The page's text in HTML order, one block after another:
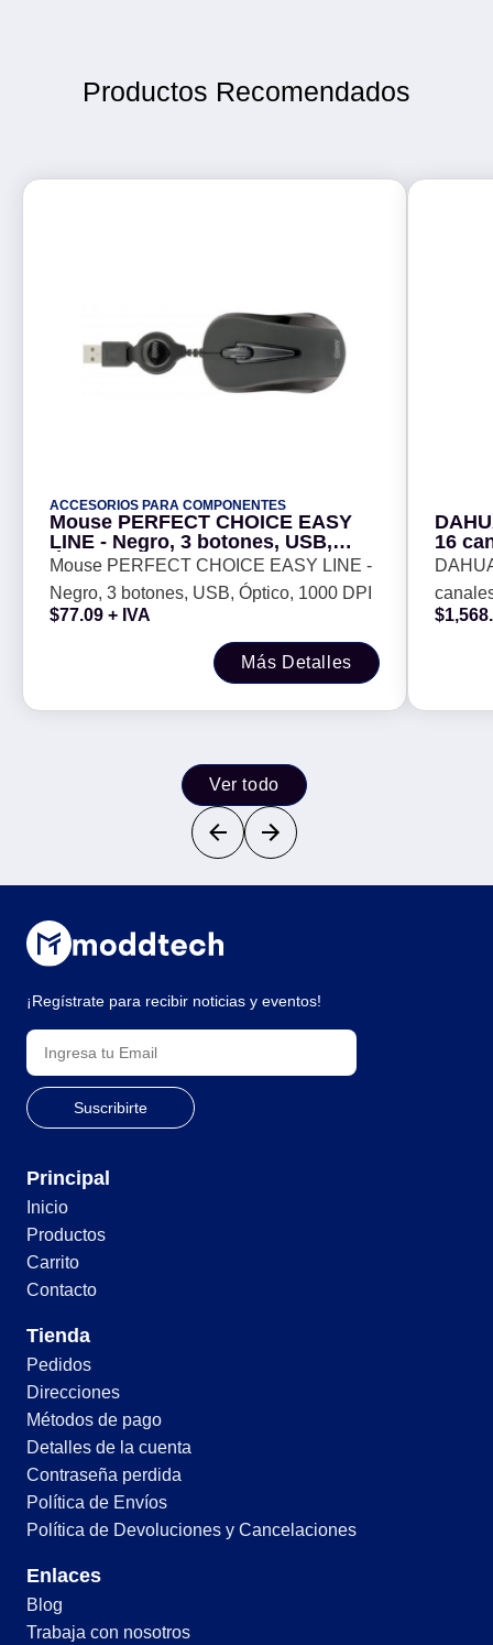
Productos Recomendados
ACCESORIOS PARA COMPONENTES
Mouse PERFECT CHOICE EASY
LINE - Negro, 3 botones, USB,
Óptico, 1000 DPI
Mouse PERFECT CHOICE EASY LINE -
Negro, 3 botones, USB, Óptico, 1000 DPI
$77.09 + IVA
Más Detalles
16
$
Ver todo
¡Regístrate para recibir noticias y eventos!
Principal
Inicio
Productos
Carrito
Contacto
Tienda
Pedidos
Direcciones
Métodos de pago
Detalles de la cuenta
Contraseña perdida
Política de Envíos
Política de Devoluciones y Cancelaciones
Enlaces
Blog
Trabaja con nosotros